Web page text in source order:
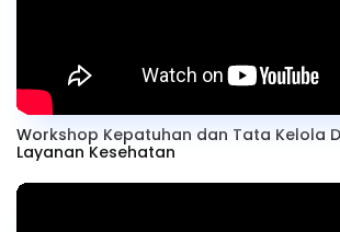
Workshop Kepatuhan dan Tata Kelola
Layanan Kesehatan